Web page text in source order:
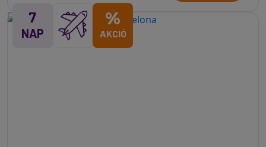
7
NAP
%
AKCIÓ